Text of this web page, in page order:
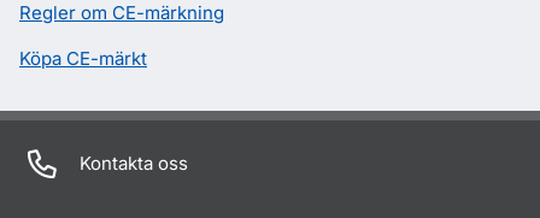
Regler om CE-märkning
Köpa CE-märkt
Kontakta oss